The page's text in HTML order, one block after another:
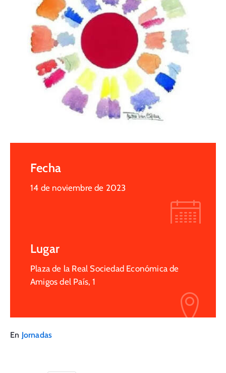
Fecha
14 de noviembre de 2023
Lugar
Plaza de la Real Sociedad Económica de
Amigos del País, 1
En Jornadas